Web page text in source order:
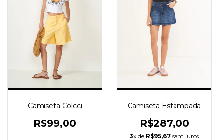
Camiseta Colcci
R$99,00
Camiseta Estampada
R$287,00
3x de R$95,67 sem juros